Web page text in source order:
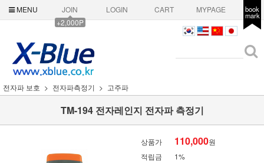
MENU
JOIN
+2,000P
LOGIN CART MYPAGE book
mark
전자파 보호 전자파측정기 고주파
TM-194 전자레인지 전자파 측정기
상품가 110,000원
적립금
1%